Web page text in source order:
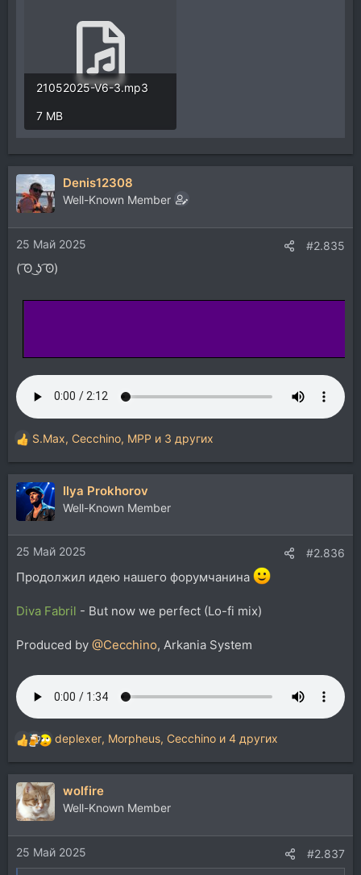
21052025-V6-3.mp3
7 MB
Denis12308
Well-Known Member
25 Май 2025 #2.835
( ͡ʘ ͜ʖ ͡ʘ)
Р
е
а
к
ц
и
и
:
S.Max, Cecchino, MPP и 3 других
Ilya Prokhorov
Well-Known Member
25 Май 2025 #2.836
Продолжил идею нашего форумчанина
Diva Fabril - But now we perfect (Lo-fi mix)
Produced by @Cecchino, Arkania System
Р
е
а
к
ц
и
и
:
deplexer, Morpheus, Cecchino и 4 других
wolfire
Well-Known Member
25 Май 2025 #2.837